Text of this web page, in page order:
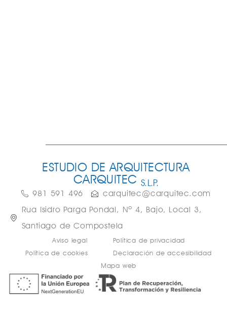
ESTUDIO DE ARQUITECTURA
CARQUITEC S.L.P.
981 591 496
carquitec@carquitec.com
Rua Isidro Parga Pondal, Nº 4, Bajo, Local 3,
Santiago de Compostela
Aviso legal
Política de privacidad
Política de cookies
Declaración de accesibilidad
Mapa web